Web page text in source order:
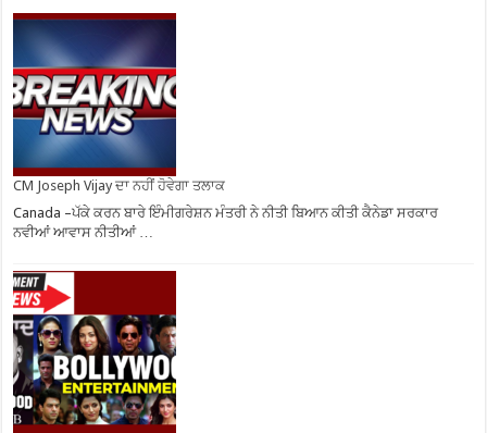
CM Joseph Vijay ਦਾ ਨਹੀਂ ਹੋਵੇਗਾ ਤਲਾਕ
Canada –ਪੱਕੇ ਕਰਨ ਬਾਰੇ ਇੰਮੀਗਰੇਸ਼ਨ ਮੰਤਰੀ ਨੇ ਨੀਤੀ ਬਿਆਨ ਕੀਤੀ ਕੈਨੇਡਾ ਸਰਕਾਰ
ਨਵੀਆਂ ਆਵਾਸ ਨੀਤੀਆਂ …